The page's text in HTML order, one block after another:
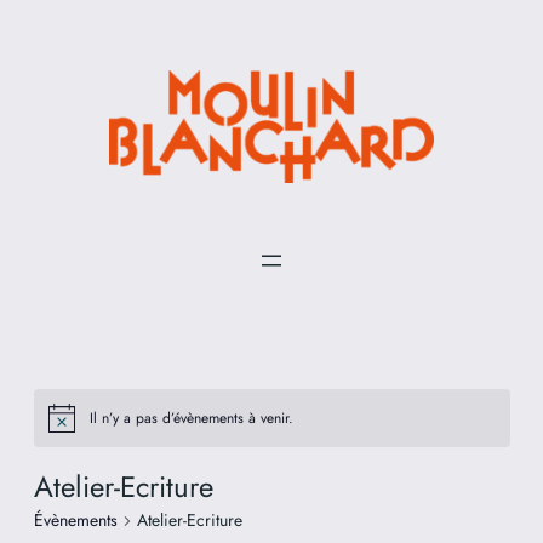
Il n’y a pas d’évènements à venir.
Atelier-Ecriture
Évènements Atelier-Ecriture